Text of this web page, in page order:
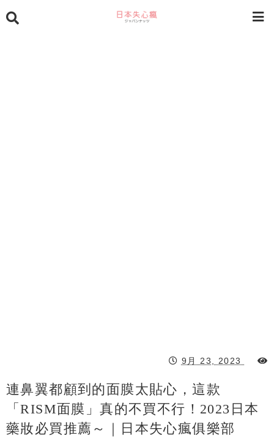
9月 23, 2023
連鼻翼都顧到的面膜太貼心，這款
「RISM面膜」真的不買不行！2023日本
藥妝必買推薦～｜日本失心瘋俱樂部